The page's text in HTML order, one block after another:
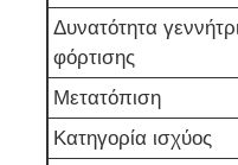
Δυνατότητα
φόρτισης
Μετατόπιση
Κατηγορία ισχύος